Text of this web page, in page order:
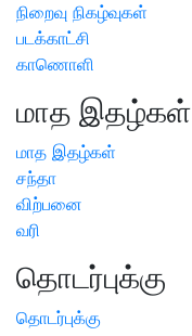
நிறைவு நிகழ்வுகள்
படக்காட்சி
காணொளி
மாத இதழ்கள்
மாத இதழ்கள்
சந்தா
விற்பனை
வரி
தொடர்புக்கு
தொடர்புக்கு